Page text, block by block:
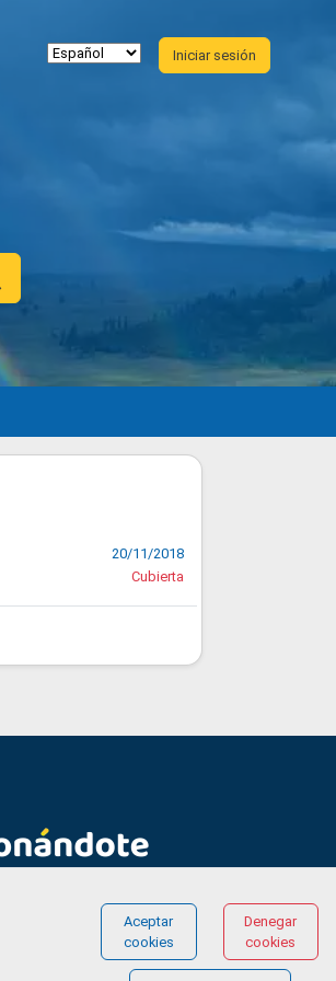
Iniciar sesión
20/11/2018
Cubierta
Aceptar
cookies
Denegar
cookies